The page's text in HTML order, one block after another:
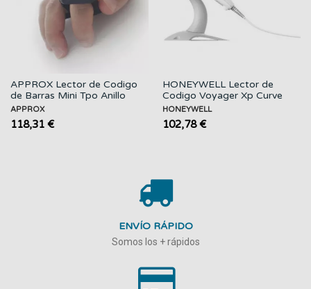
APPROX Lector de Codigo
de Barras Mini Tpo Anillo
APPROX
118,31 €
HONEYWELL Lector de
Codigo Voyager Xp Curve
1400G / USB...
HONEYWELL
102,78 €
ENVÍO RÁPIDO
Somos los + rápidos